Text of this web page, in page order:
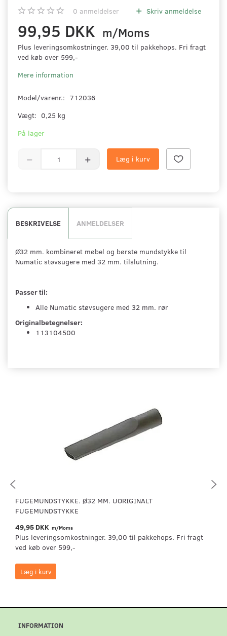
0 anmeldelser Skriv anmeldelse
99,95 DKK m/Moms
Plus leveringsomkostninger. 39,00 til pakkehops. Fri fragt
ved køb over 599,-
Mere information
Model/varenr.: 712036
Vægt: 0,25 kg
På lager
Læg i kurv
BESKRIVELSE ANMELDELSER
Ø32 mm. kombineret møbel og børste mundstykke til
Numatic støvsugere med 32 mm. tilslutning.
Passer til:
Alle Numatic støvsugere med 32 mm. rør
Originalbetegnelser:
113104500
FUGEMUNDSTYKKE. Ø32 MM. UORIGINALT
FUGEMUNDSTYKKE
49,95 DKK m/Moms
Plus leveringsomkostninger. 39,00 til pakkehops. Fri fragt
ved køb over 599,-
Læg i kurv
INFORMATION